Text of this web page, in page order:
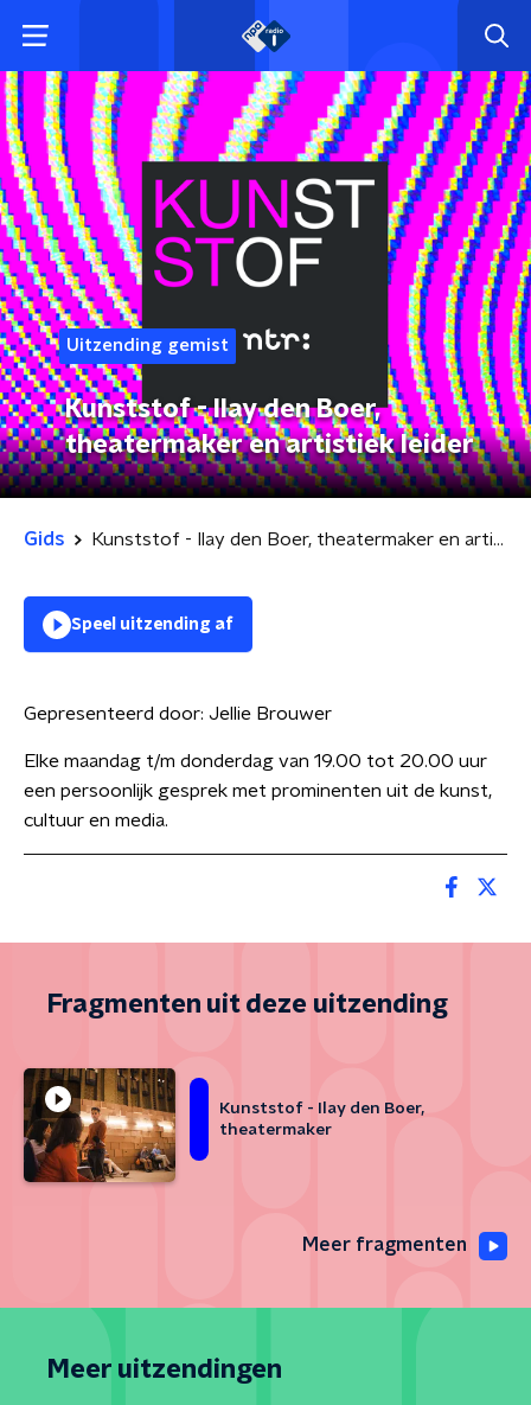
Uitzending gemist
Kunststof - Ilay den Boer,
theatermaker en artistiek leider
Gids Kunststof - Ilay den Boer, theatermaker en artistiek leider
Speel uitzending af
Gepresenteerd door: Jellie Brouwer
Elke maandag t/m donderdag van 19.00 tot 20.00 uur
een persoonlijk gesprek met prominenten uit de kunst,
cultuur en media.
Fragmenten uit deze uitzending
Kunststof - Ilay den Boer,
theatermaker
Meer fragmenten
Meer uitzendingen